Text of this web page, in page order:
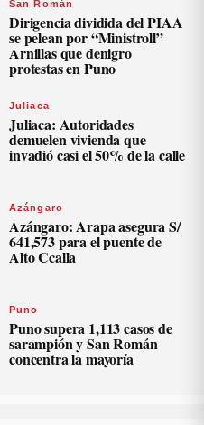
San Román
Dirigencia dividida del PIAA
se pelean por “Ministroll”
Arnillas que denigro
protestas en Puno
Juliaca
Juliaca: Autoridades
demuelen vivienda que
invadió casi el 50% de la calle
Azángaro
Azángaro: Arapa asegura S/
641,573 para el puente de
Alto Ccalla
Puno
Puno supera 1,113 casos de
sarampión y San Román
concentra la mayoría